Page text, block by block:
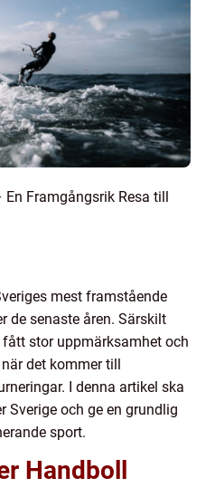
Framgångsrik Resa till
mest framstående
de senaste åren. Särskilt
stor uppmärksamhet och
det kommer till
I denna artikel ska
och ge en grundlig
sport.
Handboll